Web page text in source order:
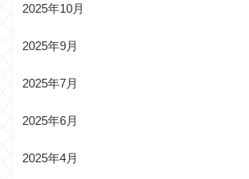
2025年10月
2025年9月
2025年7月
2025年6月
2025年4月